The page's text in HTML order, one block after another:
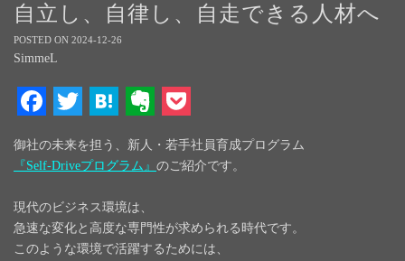
自立し、自律し、自走できる人材へ
POSTED ON 2024-12-26
SimmeL
Facebook
TwitterHatenaEvernote
御社の未来を担う、新人・若手社員育成プログラム
『Self-Driveプログラム』 のご紹介です。
現代のビジネス環境は、
急速な変化と高度な専門性が求められる時代です。
このような環境で活躍するためには、